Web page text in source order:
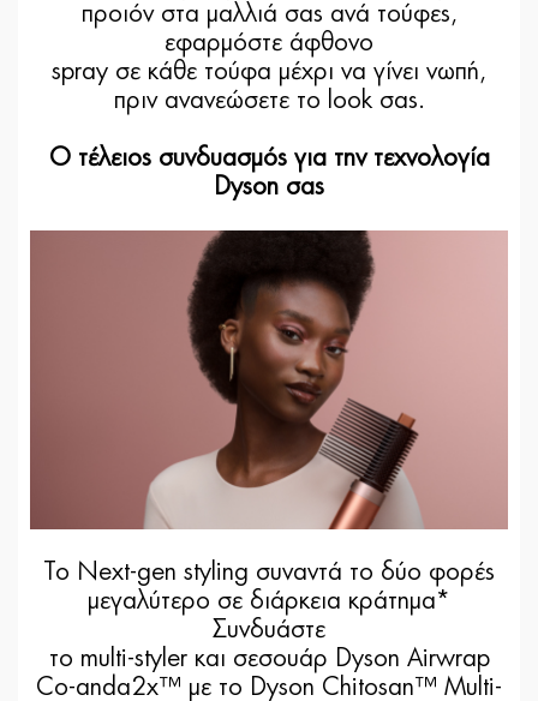
προιόν στα μαλλιά σας ανά τούφες,
εφαρμόστε άφθονο
spray σε κάθε τούφα μέχρι να γίνει νωπή,
πριν ανανεώσετε το look σας.
Ο τέλειος συνδυασμός για την τεχνολογία
Dyson σας
Το Next-gen styling συναντά το δύο φορές
μεγαλύτερο σε διάρκεια κράτημα*
Συνδυάστε
το multi-styler και σεσουάρ Dyson Airwrap
Co-anda2x™ με το Dyson Chitosan™ Multi-